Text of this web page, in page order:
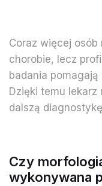
Coraz więcej
chorobie, lecz
badania
Dzięki temu
dalszą
Czy
wykonywana